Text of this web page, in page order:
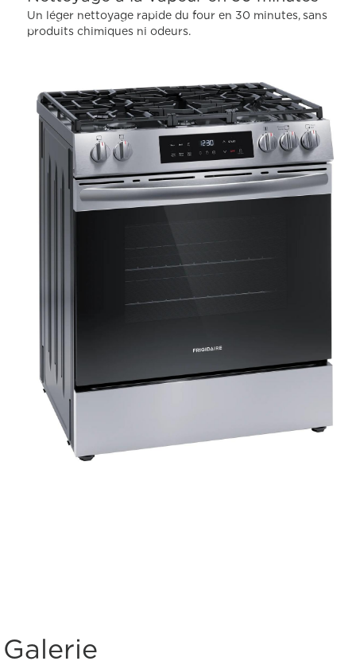
Un léger nettoyage rapide du four en 30 minutes, sans
produits chimiques ni odeurs.
Galerie